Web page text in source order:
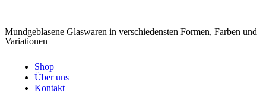
Mundgeblasene Glaswaren in verschiedensten Formen, Farben und
Variationen
Shop
Über uns
Kontakt